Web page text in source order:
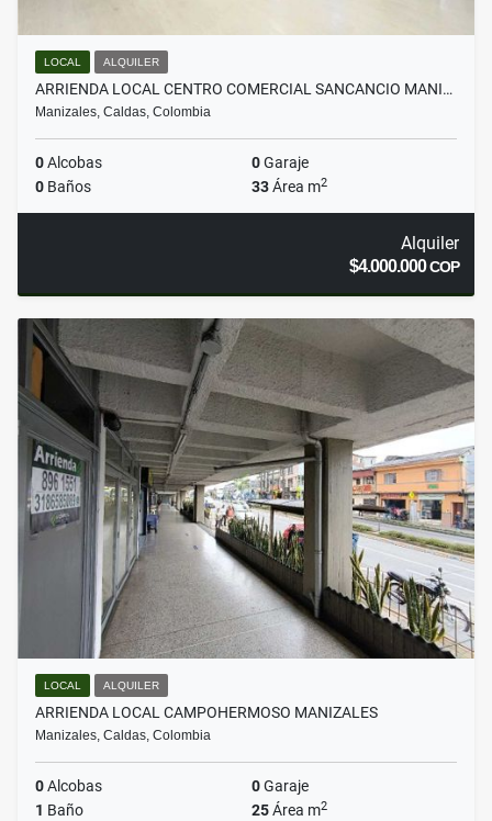
LOCAL ALQUILER
ARRIENDA LOCAL CENTRO COMERCIAL SANCANCIO MANI…
Manizales, Caldas, Colombia
0Alcobas 0Garaje
0 Baños 33Área m2
Alquiler
$4.000.000COP
LOCAL ALQUILER
ARRIENDA LOCAL CAMPOHERMOSO MANIZALES
Manizales, Caldas, Colombia
0Alcobas 0Garaje
1 Baño 25Área m2